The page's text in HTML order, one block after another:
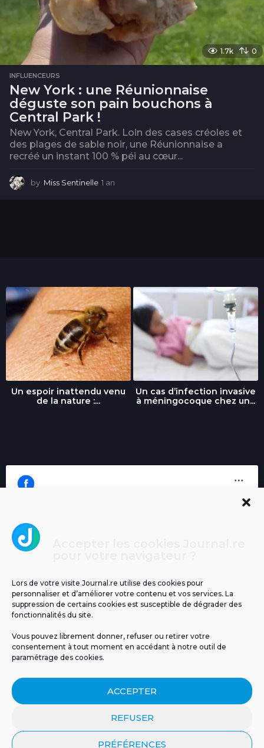
Lors de votre visite Journal.re utilise des cookies pour
personnaliser et d’améliorer votre contenu et vos services. La
suppression de certains cookies est susceptible de dégrader des
fonctionnalités du site.
Vous pouvez librement donner, refuser ou retirer votre
consentement à tout moment en accédant à notre outil de
paramétrage des cookies.
ACCEPTER
REFUSER
PRÉFÉRENCES
1.7k 0
INFLUENCEURS
New York : une Réunionnaise
déguste son pain bouchons à
Central Park !
New York, Central Park. Loin des cases créoles et
des plages de sable noir, une Réunionnaise a
recréé un instant 100 % péi au cœur...
by Miss Sentinelle 1 an
Un espoir inattendu venu
de la nature :...
Un cas d’infection invasive
à méningocoque chez un...
MENTIONS LÉGALES PUBLICITÉ
BLOG
NOS ÉMISSIONS
POLITIQUE DE CONFIDENTIALITÉ
CONTACT